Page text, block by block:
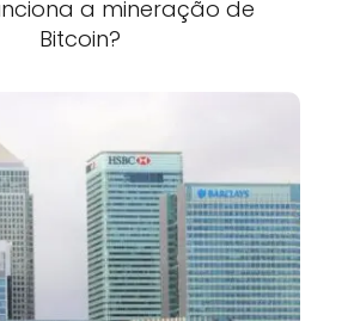
a mineração de
Bitcoin?